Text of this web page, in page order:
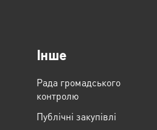
Інше
Рада громадського
контролю
Публічні закупівлі